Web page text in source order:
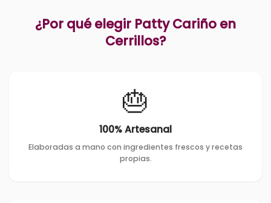
¿Por qué elegir Patty Cariño en
Cerrillos?
🎂
100% Artesanal
Elaboradas a mano con ingredientes frescos y recetas
propias.